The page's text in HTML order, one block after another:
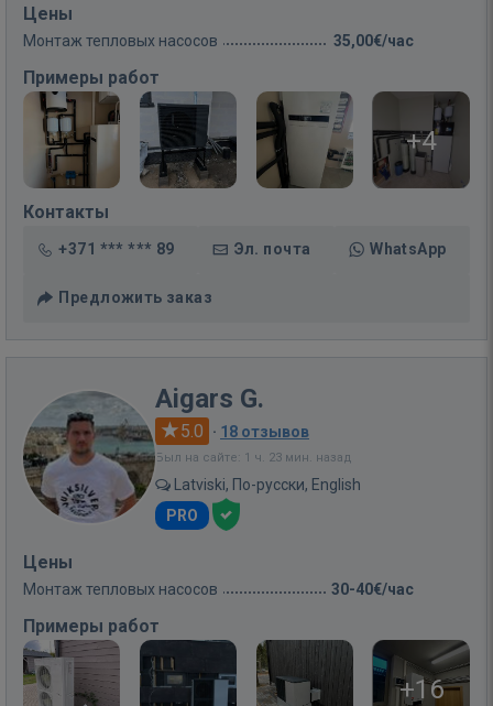
Цены
Монтаж тепловых насосов 35,00€/час
Примеры работ
+4
Контакты
+371 *** *** 89 Эл. почта WhatsApp
Предложить заказ
Aigars G.
5.0 · 18 отзывов
Был на сайте: 1 ч. 23 мин. назад
Latviski, По-русски, English
PRO
Цены
Монтаж тепловых насосов 30-40€/час
Примеры работ
+16